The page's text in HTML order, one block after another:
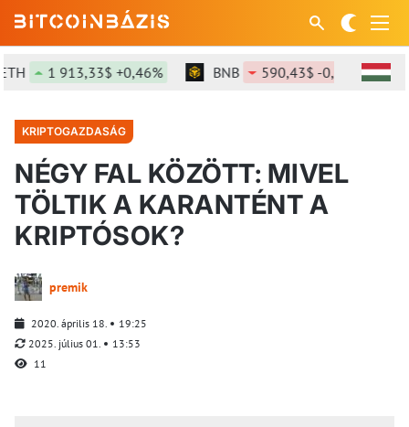
1 913,33$ +0,46% BNB 590,43$ -0,53% SOL
KRIPTOGAZDASÁG
NÉGY FAL KÖZÖTT: MIVEL
TÖLTIK A KARANTÉNT A
KRIPTÓSOK?
premik
2020. április 18.
19:25
2025. július 01.
13:53
11